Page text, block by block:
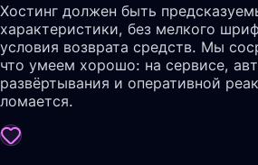
Хостинг должен быть
характеристики, без мелкого
условия возврата средств. Мы
что умеем хорошо: на сервисе,
развёртывания и оперативной
ломается.